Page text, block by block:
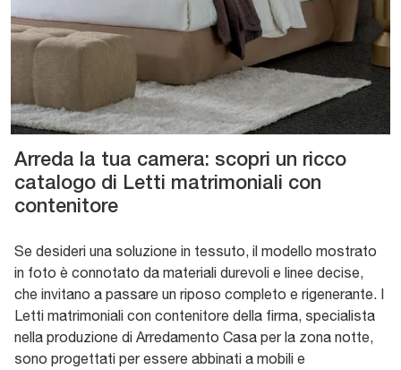
Arreda la tua camera: scopri un ricco
catalogo di Letti matrimoniali con
contenitore
Se desideri una soluzione in tessuto, il modello mostrato
in foto è connotato da materiali durevoli e linee decise,
che invitano a passare un riposo completo e rigenerante. I
Letti matrimoniali con contenitore della firma, specialista
nella produzione di Arredamento Casa per la zona notte,
sono progettati per essere abbinati a mobili e